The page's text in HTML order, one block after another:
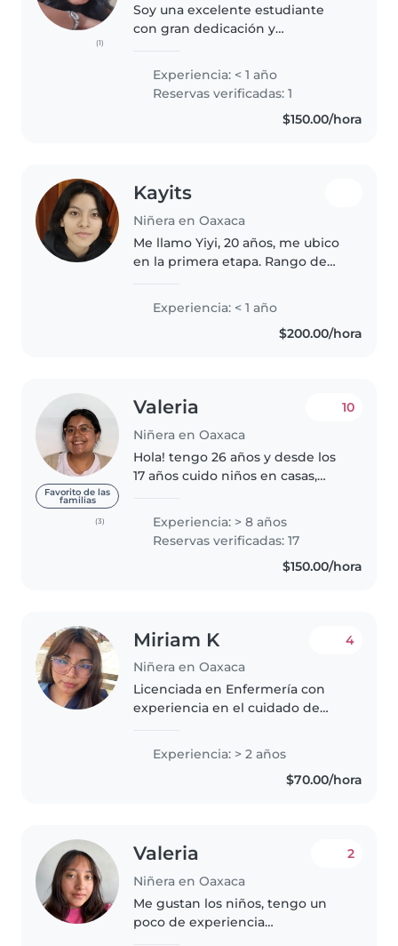
(1)
Soy una excelente estudiante
con gran dedicación y
mucho los niños y disfruto
trabajar con ellos, ya que me
parece enriquecedor
Experiencia: < 1 año
Reservas verificadas: 1
$150.00/hora
Kayits
Niñera en Oaxaca
Me llamo Yiyi, 20 años, me ubico
en la primera etapa. Rango de
reforma, lugares cercanos al
barrio de jalatlaco pero no muy
Experiencia: < 1 año
$200.00/hora
Favorito de las
familias
(3)
Valeria
Niñera en Oaxaca
10
Hola! tengo 26 años y desde los
17 años cuido niños en casas,
hablo inglés y un poco de
francés, sé cocinar y tengo
Experiencia: > 8 años
Reservas verificadas: 17
$150.00/hora
Miriam K
Niñera en Oaxaca
4
Licenciada en Enfermería con
experiencia en el cuidado de
mes de vida y niños menores de
10 años. Soy responsable,
Experiencia: > 2 años
$70.00/hora
Valeria
Niñera en Oaxaca
2
Me gustan los niños, tengo un
poco de experiencia